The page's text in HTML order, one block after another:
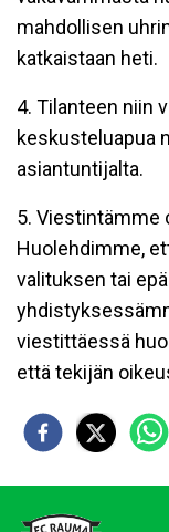
mahdollisen
katkaistaan heti.
4. Tilanteen niin
keskusteluapua
asiantuntijalta.
5. Viestintämme
Huolehdimme,
valituksen tai
viestittäessä
että tekijän